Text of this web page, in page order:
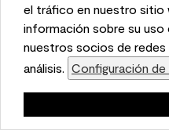
and to analyze
We also share
with our social media,
partners. Cookie Settings
el tráfico en nuestro sitio
información sobre su
nuestros socios de redes
análisis. Configuración
INCENTIVIZED REVIEW
Coverage, color, durability
Yes, I recommend this